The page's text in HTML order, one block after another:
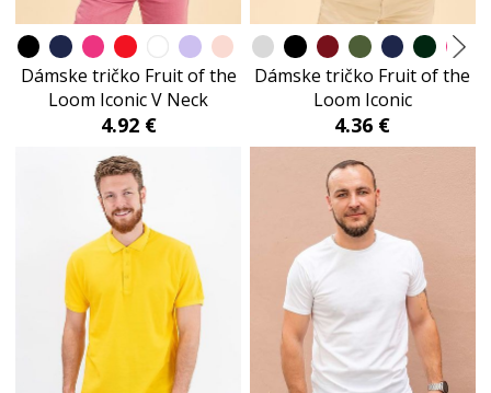
Dámske tričko Fruit of the
Loom Iconic V Neck
4.92 €
Dámske tričko Fruit of the
Loom Iconic
4.36 €